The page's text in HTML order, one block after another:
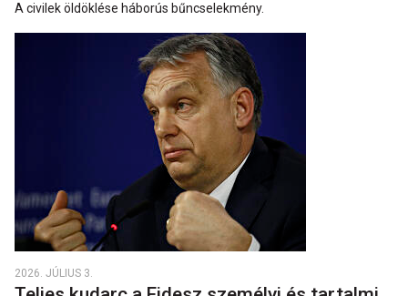
A civilek öldöklése háborús bűncselekmény.
2026. JÚLIUS 3.